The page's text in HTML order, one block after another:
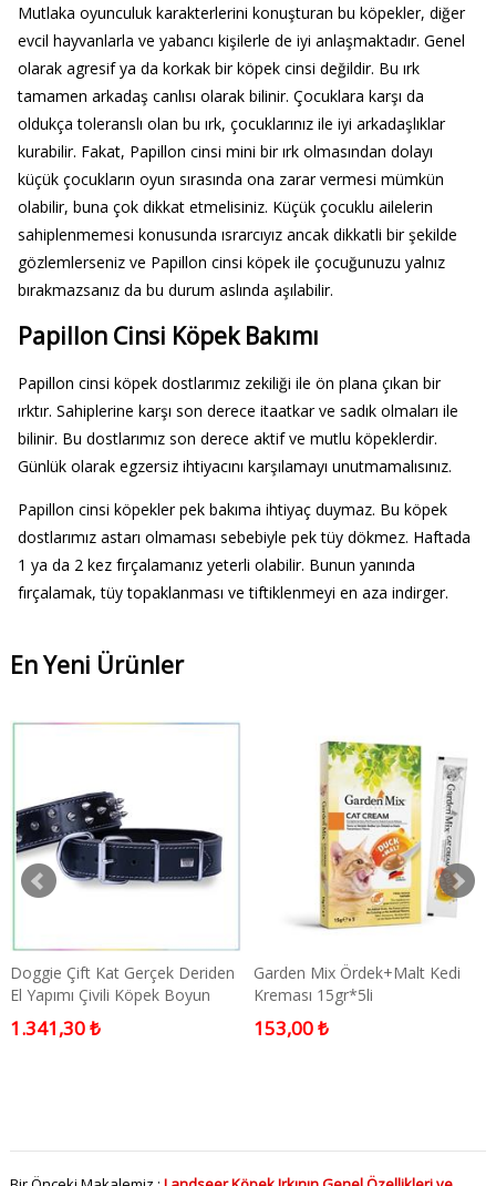
Mutlaka oyunculuk karakterlerini konuşturan bu köpekler, diğer
evcil hayvanlarla ve yabancı kişilerle de iyi anlaşmaktadır. Genel
olarak agresif ya da korkak bir köpek cinsi değildir. Bu ırk
tamamen arkadaş canlısı olarak bilinir. Çocuklara karşı da
oldukça toleranslı olan bu ırk, çocuklarınız ile iyi arkadaşlıklar
kurabilir. Fakat, Papillon cinsi mini bir ırk olmasından dolayı
küçük çocukların oyun sırasında ona zarar vermesi mümkün
olabilir, buna çok dikkat etmelisiniz. Küçük çocuklu ailelerin
sahiplenmemesi konusunda ısrarcıyız ancak dikkatli bir şekilde
gözlemlerseniz ve Papillon cinsi köpek ile çocuğunuzu yalnız
bırakmazsanız da bu durum aslında aşılabilir.
Papillon Cinsi Köpek Bakımı
Papillon cinsi köpek dostlarımız zekiliği ile ön plana çıkan bir
ırktır. Sahiplerine karşı son derece itaatkar ve sadık olmaları ile
bilinir. Bu dostlarımız son derece aktif ve mutlu köpeklerdir.
Günlük olarak egzersiz ihtiyacını karşılamayı unutmamalısınız.
Papillon cinsi köpekler pek bakıma ihtiyaç duymaz. Bu köpek
dostlarımız astarı olmaması sebebiyle pek tüy dökmez. Haftada
1 ya da 2 kez fırçalamanız yeterli olabilir. Bunun yanında
fırçalamak, tüy topaklanması ve tiftiklenmeyi en aza indirger.
En Yeni Ürünler
Doggie Çift Kat Gerçek Deriden
El Yapımı Çivili Köpek Boyun
Tasması Black 6x60-70cm
1.341,30 ₺
Garden Mix Ördek+Malt Kedi
Kreması 15gr*5li
153,00 ₺